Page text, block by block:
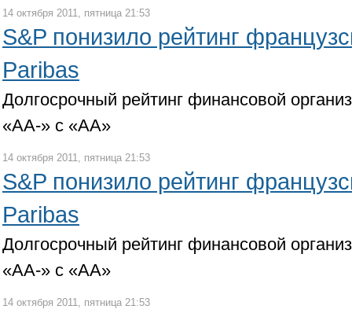
14 октября 2011, пятница 21:53
S&P понизило рейтинг
Paribas
Долгосрочный рейтинг финансовой
«АА-» с «АА»
14 октября 2011, пятница 21:53
S&P понизило рейтинг
Paribas
Долгосрочный рейтинг финансовой
«АА-» с «АА»
14 октября 2011, пятница 21:53